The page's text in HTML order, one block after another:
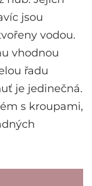
jsou
vodou.
vhodnou
řadu
je jedinečná.
s kroupami,